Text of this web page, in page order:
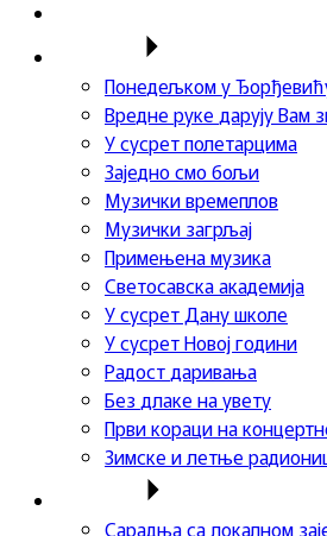
Понедељком у
Вредне руке дарују Вам
У сусрет полетарцима
Заједно смо бољи
Музички времеплов
Музички загрљај
Примењена музика
Светосавска академија
У сусрет Дану школе
У сусрет Новој години
Радост даривања
Без длаке на увету
Први кораци на
Зимске и летње
Сарадња са локалном